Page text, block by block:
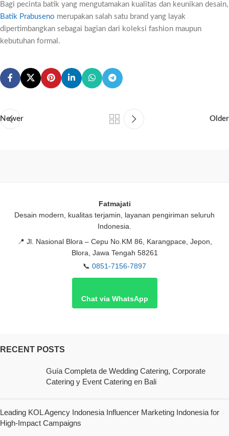
Bagi pecinta batik yang mengutamakan kualitas dan keunikan desain,
Batik Prabuseno merupakan salah satu brand yang layak
dipertimbangkan sebagai bagian dari koleksi fashion maupun
kebutuhan formal.
Newer Older
Fatmajati
Desain modern, kualitas terjamin, layanan pengiriman seluruh
Indonesia.
📍 Jl. Nasional Blora – Cepu No.KM 86, Karangpace, Jepon,
Blora, Jawa Tengah 58261
📞 0851-7156-7897
Chat via WhatsApp
RECENT POSTS
Guía Completa de Wedding Catering, Corporate
Catering y Event Catering en Bali
Leading KOL Agency Indonesia Influencer Marketing Indonesia for
High-Impact Campaigns